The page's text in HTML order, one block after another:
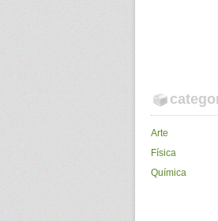
Arte
Física
Química